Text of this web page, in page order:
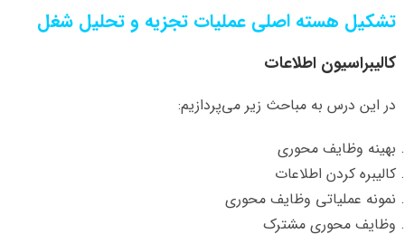
تشکیل هسته اصلی عملیات تجزیه و تحلیل شغل
کالیبراسیون اطلاعات
در این درس به مباحث زیر می‌پردازیم:
بهینه وظایف محوری
کالیبره کردن اطلاعات
نمونه عملیاتی وظایف محوری
وظایف محوری مشترک